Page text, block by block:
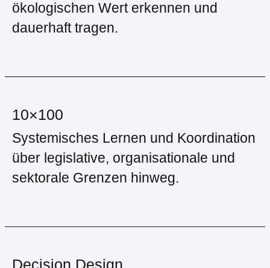
ökologischen Wert erkennen und
dauerhaft tragen.
10×100
Systemisches Lernen und Koordination
über legislative, organisationale und
sektorale Grenzen hinweg.
Decision Design